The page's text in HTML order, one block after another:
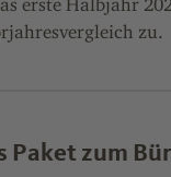
erste Halbjahr
zu.
zum